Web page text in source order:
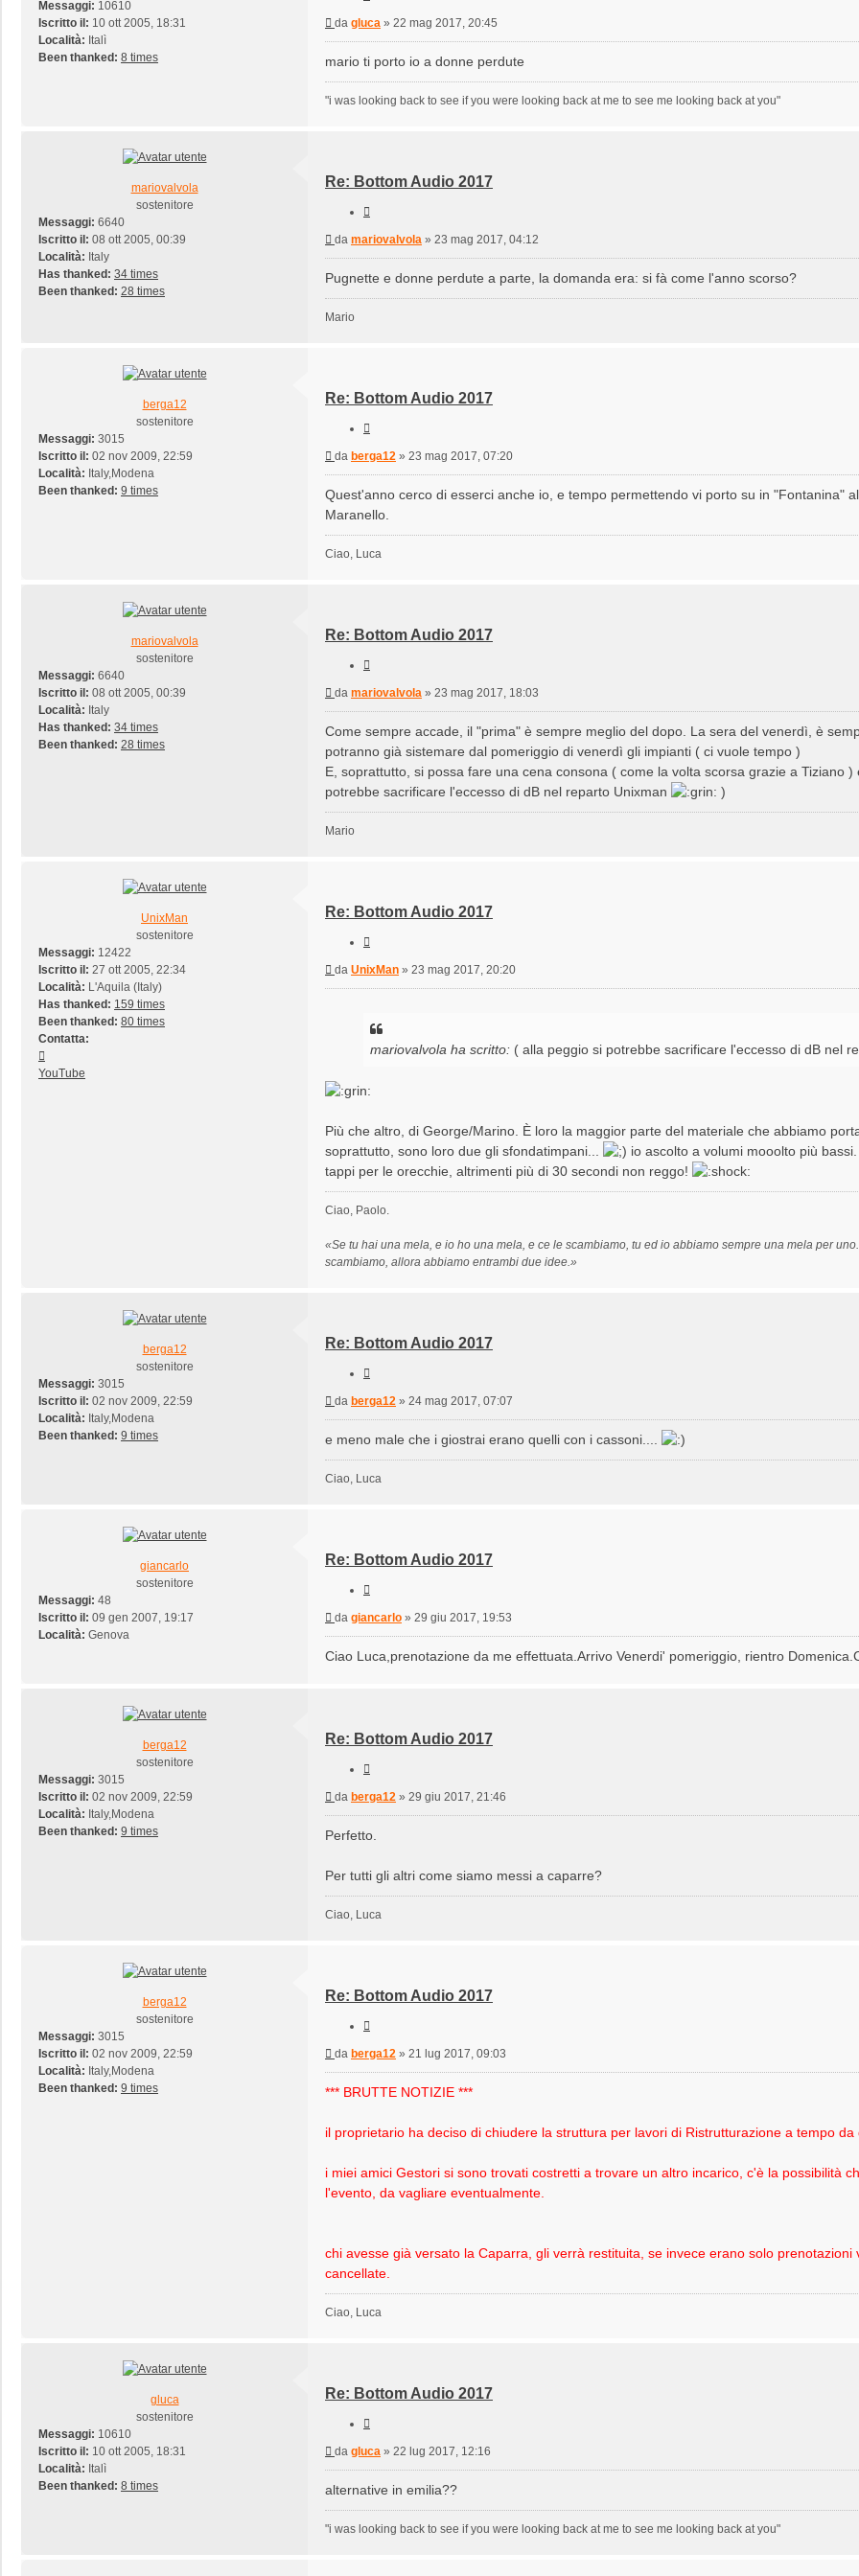
Messaggi: 10610
Iscritto il: 10 ott 2005, 18:31
Località: Italì
Been thanked: 8 times
Messaggio
da gluca » 22 mag 2017, 20:45
mario ti porto io a donne perdute
"i was looking back to see if you were looking back at me to see me looking back at you"
mariovalvola
sostenitore
Messaggi: 6640
Iscritto il: 08 ott 2005, 00:39
Località: Italy
Has thanked: 34 times
Been thanked: 28 times
Re: Bottom Audio 2017
Messaggio
da mariovalvola » 23 mag 2017, 04:12
Pugnette e donne perdute a parte, la domanda era: si fà come l'anno scorso?
Mario
berga12
sostenitore
Messaggi: 3015
Iscritto il: 02 nov 2009, 22:59
Località: Italy,Modena
Been thanked: 9 times
Re: Bottom Audio 2017
Messaggio
da berga12 » 23 mag 2017, 07:20
Quest'anno cerco di esserci anche io, e tempo permettendo vi porto su in "Fontanina"
Maranello.
Ciao, Luca
mariovalvola
sostenitore
Messaggi: 6640
Iscritto il: 08 ott 2005, 00:39
Località: Italy
Has thanked: 34 times
Been thanked: 28 times
Re: Bottom Audio 2017
Messaggio
da mariovalvola » 23 mag 2017, 18:03
Come sempre accade, il "prima" è sempre meglio del dopo. La sera del venerdì, è
potranno già sistemare dal pomeriggio di venerdì gli impianti ( ci vuole tempo )
E, soprattutto, si possa fare una cena consona ( come la volta scorsa grazie a Tiziano
potrebbe sacrificare l'eccesso di dB nel reparto Unixman
)
Mario
UnixMan
sostenitore
Messaggi: 12422
Iscritto il: 27 ott 2005, 22:34
Località: L'Aquila (Italy)
Has thanked: 159 times
Been thanked: 80 times
Contatta:
UnixMan
YouTube
Re: Bottom Audio 2017
Messaggio
da UnixMan » 23 mag 2017, 20:20
mariovalvola ha scritto: ( alla peggio si potrebbe sacrificare l'eccesso di dB nel
Più che altro, di George/Marino. È loro la maggior parte del materiale che abbiamo
soprattutto, sono loro due gli sfondatimpani...
io ascolto a volumi mooolto più
tappi per le orecchie, altrimenti più di 30 secondi non reggo!
Ciao, Paolo.
«Se tu hai una mela, e io ho una mela, e ce le scambiamo, tu ed io abbiamo sempre una mela per
scambiamo, allora abbiamo entrambi due idee.»
berga12
sostenitore
Messaggi: 3015
Iscritto il: 02 nov 2009, 22:59
Località: Italy,Modena
Been thanked: 9 times
Re: Bottom Audio 2017
Messaggio
da berga12 » 24 mag 2017, 07:07
e meno male che i giostrai erano quelli con i cassoni....
Ciao, Luca
giancarlo
sostenitore
Messaggi: 48
Iscritto il: 09 gen 2007, 19:17
Località: Genova
Re: Bottom Audio 2017
Messaggio
da giancarlo » 29 giu 2017, 19:53
Ciao Luca,prenotazione da me effettuata.Arrivo Venerdi' pomeriggio, rientro
berga12
sostenitore
Messaggi: 3015
Iscritto il: 02 nov 2009, 22:59
Località: Italy,Modena
Been thanked: 9 times
Re: Bottom Audio 2017
Messaggio
da berga12 » 29 giu 2017, 21:46
Perfetto.
Per tutti gli altri come siamo messi a caparre?
Ciao, Luca
berga12
sostenitore
Messaggi: 3015
Iscritto il: 02 nov 2009, 22:59
Località: Italy,Modena
Been thanked: 9 times
Re: Bottom Audio 2017
Messaggio
da berga12 » 21 lug 2017, 09:03
*** BRUTTE NOTIZIE ***
il proprietario ha deciso di chiudere la struttura per lavori di Ristrutturazione a tempo da
i miei amici Gestori si sono trovati costretti a trovare un altro incarico, c'è la possibilità
l'evento, da vagliare eventualmente.
chi avesse già versato la Caparra, gli verrà restituita, se invece erano solo
cancellate.
Ciao, Luca
gluca
sostenitore
Messaggi: 10610
Iscritto il: 10 ott 2005, 18:31
Località: Italì
Been thanked: 8 times
Re: Bottom Audio 2017
Messaggio
da gluca » 22 lug 2017, 12:16
alternative in emilia??
"i was looking back to see if you were looking back at me to see me looking back at you"